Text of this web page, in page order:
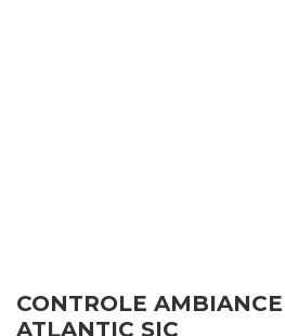
CONTROLE
ATLANTIC SIC